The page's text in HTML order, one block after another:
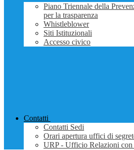
Piano Triennale della
per la trasparenza
Whistleblower
Siti Istituzionali
Accesso civico
Contatti
Contatti Sedi
Orari apertura uffici di
URP - Ufficio Relazioni